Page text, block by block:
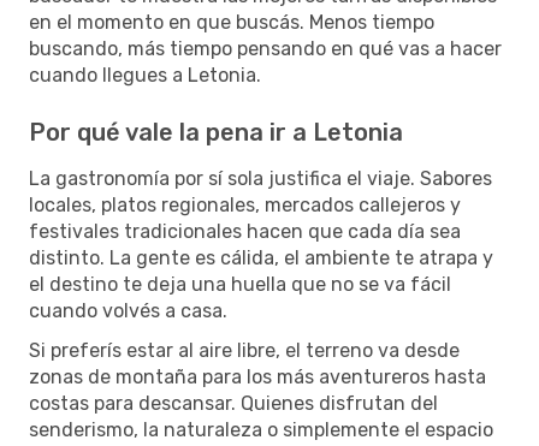
en el momento en que buscás. Menos tiempo
buscando, más tiempo pensando en qué vas a hacer
cuando llegues a Letonia.
Por qué vale la pena ir a Letonia
La gastronomía por sí sola justifica el viaje. Sabores
locales, platos regionales, mercados callejeros y
festivales tradicionales hacen que cada día sea
distinto. La gente es cálida, el ambiente te atrapa y
el destino te deja una huella que no se va fácil
cuando volvés a casa.
Si preferís estar al aire libre, el terreno va desde
zonas de montaña para los más aventureros hasta
costas para descansar. Quienes disfrutan del
senderismo, la naturaleza o simplemente el espacio